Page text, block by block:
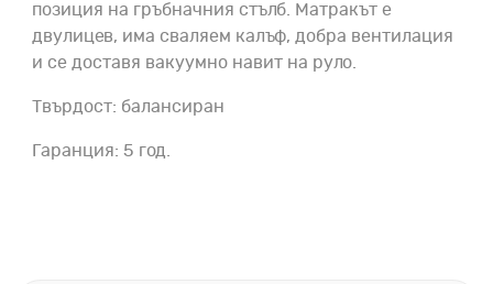
позиция на гръбначния стълб. Матракът е
двулицев, има сваляем калъф, добра вентилация
и се доставя вакуумно навит на руло.
Твърдост: балансиран
Гаранция: 5 год.